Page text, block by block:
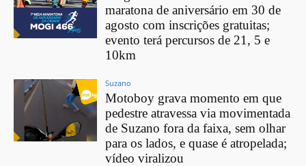
maratona de aniversário em 30 de
agosto com inscrições gratuitas;
evento terá percursos de 21, 5 e
10km
Suzano
Motoboy grava momento em que
pedestre atravessa via movimentada
de Suzano fora da faixa, sem olhar
para os lados, e quase é atropelada;
vídeo viralizou